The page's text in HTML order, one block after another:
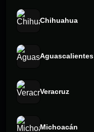
Chihuahua
Aguascalientes
Veracruz
Michoacán